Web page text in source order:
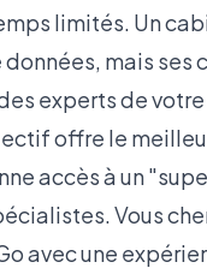
limités. Un
mais ses
experts de
offre le
accès à un
Vous
avec une